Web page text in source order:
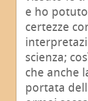
e ho
certezze
scienza;
che anche
portata